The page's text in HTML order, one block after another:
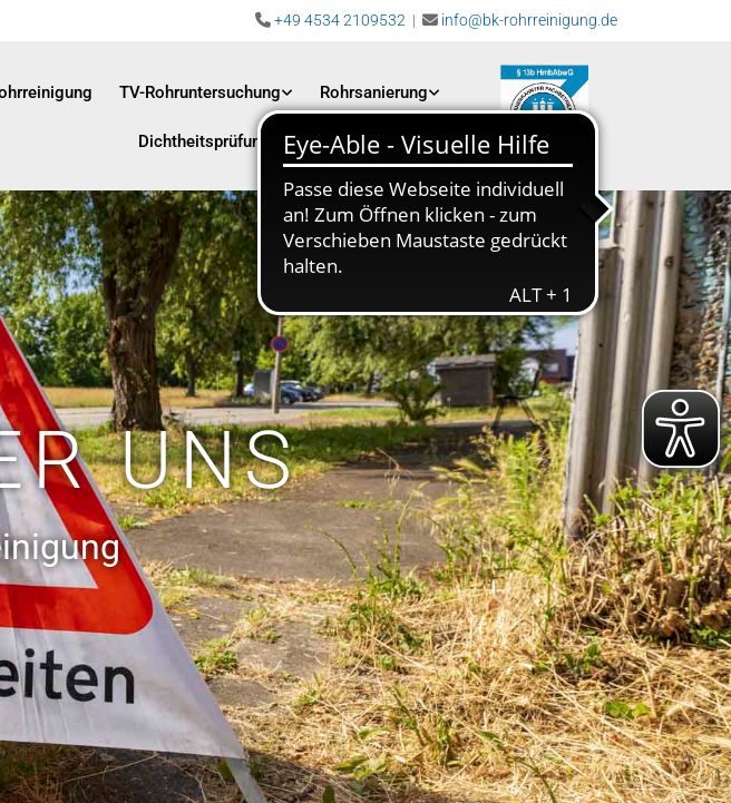
 +49 4534 2109532 |  info@bk-rohrreinigung.de
TV-Rohruntersuchung Rohrsanierung
Dichtheitsprüfung Karriere Kontakt
UNS